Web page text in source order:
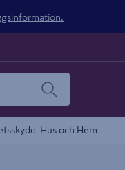
Hus och Hem